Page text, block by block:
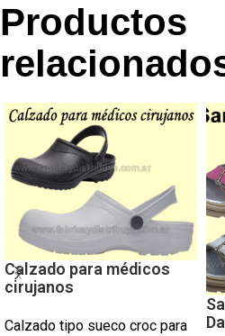
Productos
Calzado para médicos
cirujanos
Calzado tipo sueco croc para